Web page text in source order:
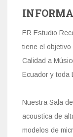
ER Estudio
tiene el
Calidad a
Ecuador y toda
Nuestra Sala
acoustica de
modelos de